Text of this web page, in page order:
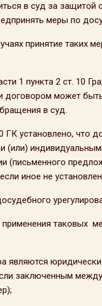
в суд за
меры по
принятие таких
1 пункта 2 ст. 10
договором может
в суд.
ГК установлено,
(или)
(письменного
иное не
применения таковых
являются
заключенным